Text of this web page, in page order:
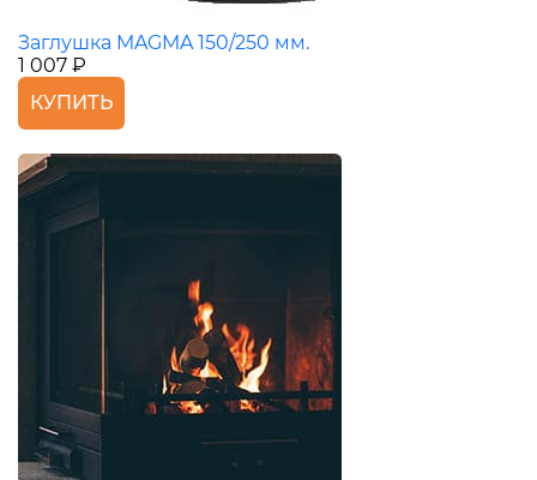
Заглушка MAGMA 150/250 мм.
1 007 ₽
КУПИТЬ